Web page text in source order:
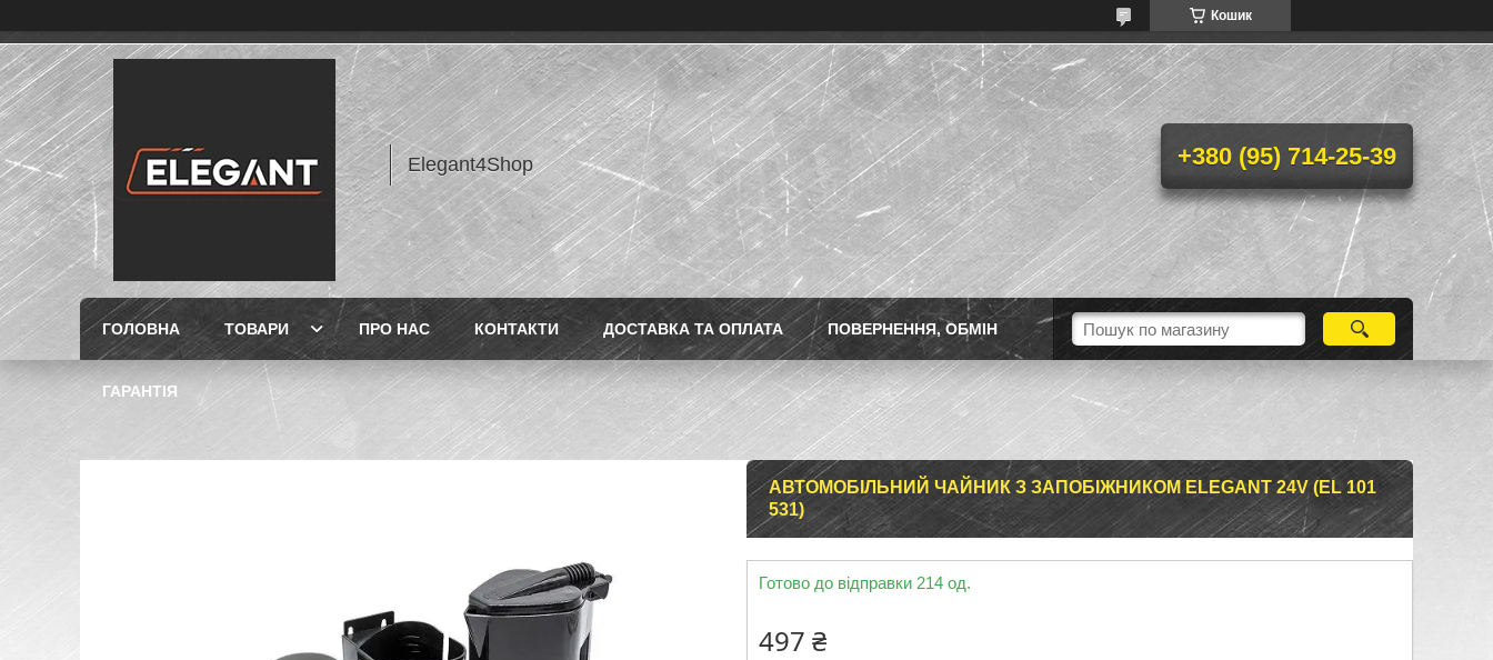
Кошик
Elegant4Shop +380 (95) 714-25-39
ГОЛОВНА ТОВАРИ ПРО НАС КОНТАКТИ ДОСТАВКА ТА ОПЛАТА ПОВЕРНЕННЯ, ОБМІН
ГАРАНТІЯ
АВТОМОБІЛЬНИЙ ЧАЙНИК З ЗАПОБІЖНИКОМ ELEGANT 24V (EL 101
531)
Готово до відправки 214 од.
497 ₴